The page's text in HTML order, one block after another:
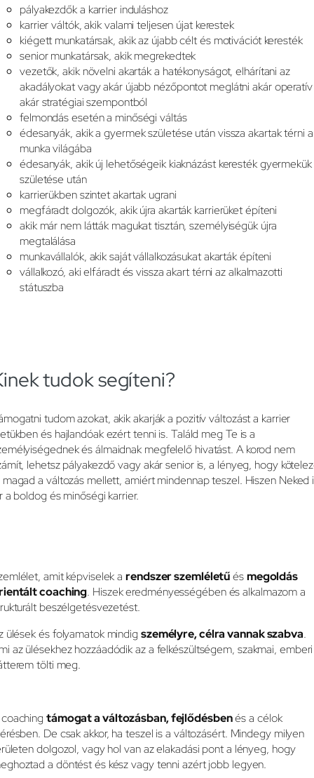
pályakezdők a karrier induláshoz
karrier váltók, akik valami teljesen újat kerestek
kiégett munkatársak, akik az újabb célt és motivációt keresték
senior munkatársak, akik megrekedtek
vezetők, akik növelni akarták a hatékonyságot, elhárítani az
akadályokat vagy akár újabb nézőpontot meglátni akár operatív
akár stratégiai szempontból
felmondás esetén a minőségi váltás
édesanyák, akik a gyermek születése után vissza akartak térni a
munka világába
édesanyák, akik új lehetőségeik kiaknázást keresték gyermekük
születése után
karrierükben szintet akartak ugrani
megfáradt dolgozók, akik újra akarták karrierüket építeni
akik már nem látták magukat tisztán, személyiségük újra
megtalálása
munkavállalók, akik saját vállalkozásukat akarták építeni
vállalkozó, aki elfáradt és vissza akart térni az alkalmazotti
státuszba
tudok segíteni?
tudom azokat, akik akarják a pozitív változást a karrier
és hajlandóak ezért tenni is. Találd meg Te is a
és álmaidnak megfelelő hivatást. A korod nem
lehetsz pályakezdő vagy akár senior is, a lényeg, hogy
a változás mellett, amiért mindennap teszel. Hiszen Neked
a boldog és minőségi karrier.
amit képviselek arendszer szemléletűésmegoldás
coaching. Hiszek eredményességében és alkalmazom a
beszélgetésvezetést.
ülések és folyamatok mindig személyre, célra vannak szabva.
az ülésekhez hozzáadódik az a felkészültségem, szakmai, emberi
tölti meg.
támogat a változásban, fejlődésbenés a célok
De csak akkor, ha teszel is a változásért. Mindegy milyen
dolgozol, vagy hol van az elakadási pont a lényeg, hogy
a döntést és kész vagy tenni azért jobb legyen.